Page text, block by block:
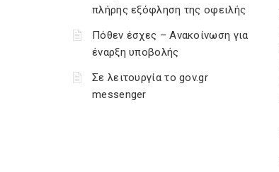
πλήρης εξόφληση της οφειλής
Πόθεν έσχες – Ανακοίνωση για
έναρξη υποβολής
Σε λειτουργία το gov.gr
messenger